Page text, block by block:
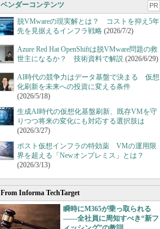
ベンダーコンテンツ PR
脱VMwareの現実解とは？ コストを抑え5年
先を見据えるインフラ戦略 (2026/7/2)
Azure Red Hat OpenShiftは脱VMware問題の救
世主になるか？ 技術資料で解説 (2026/6/29)
AI時代の競争力はデータ基盤で決まる 仮想
化刷新を未来への投資に変える条件
(2026/5/18)
生成AI時代の仮想化基盤刷新、既存VMを守
りつつ将来の変化にも対応する選択肢は
(2026/3/27)
ポスト仮想インフラの特効薬 VMの運用限
界を超える「Newオンプレミス」とは？
(2026/3/13)
From Informa TechTarget
瞬時にM365が乗っ取られる
――全社員に周知すべき“新フ